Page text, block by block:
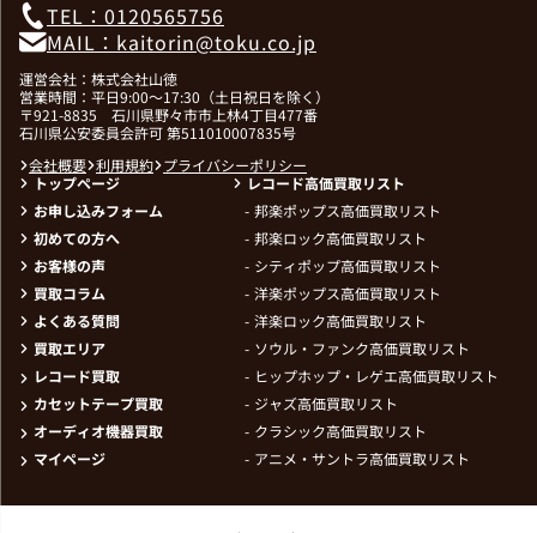
TEL：0120565756
MAIL：kaitorin@toku.co.jp
運営会社：株式会社山徳
営業時間：平日9:00～17:30（土日祝日を除く）
〒921-8835 石川県野々市市上林4丁目477番
石川県公安委員会許可 第511010007835号
会社概要 利用規約 プライバシーポリシー
トップページ
お申し込みフォーム
初めての方へ
お客様の声
買取コラム
よくある質問
買取エリア
レコード買取
カセットテープ買取
オーディオ機器買取
マイページ
レコード高価買取リスト
邦楽ポップス高価買取リスト
邦楽ロック高価買取リスト
シティポップ高価買取リスト
洋楽ポップス高価買取リスト
洋楽ロック高価買取リスト
ソウル・ファンク高価買取リスト
ヒップホップ・レゲエ高価買取リスト
ジャズ高価買取リスト
クラシック高価買取リスト
アニメ・サントラ高価買取リスト